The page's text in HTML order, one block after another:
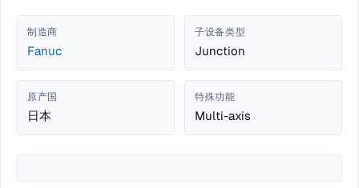
制造商
Fanuc
子设备类型
Junction
原产国
日本
特殊功能
Multi-axis